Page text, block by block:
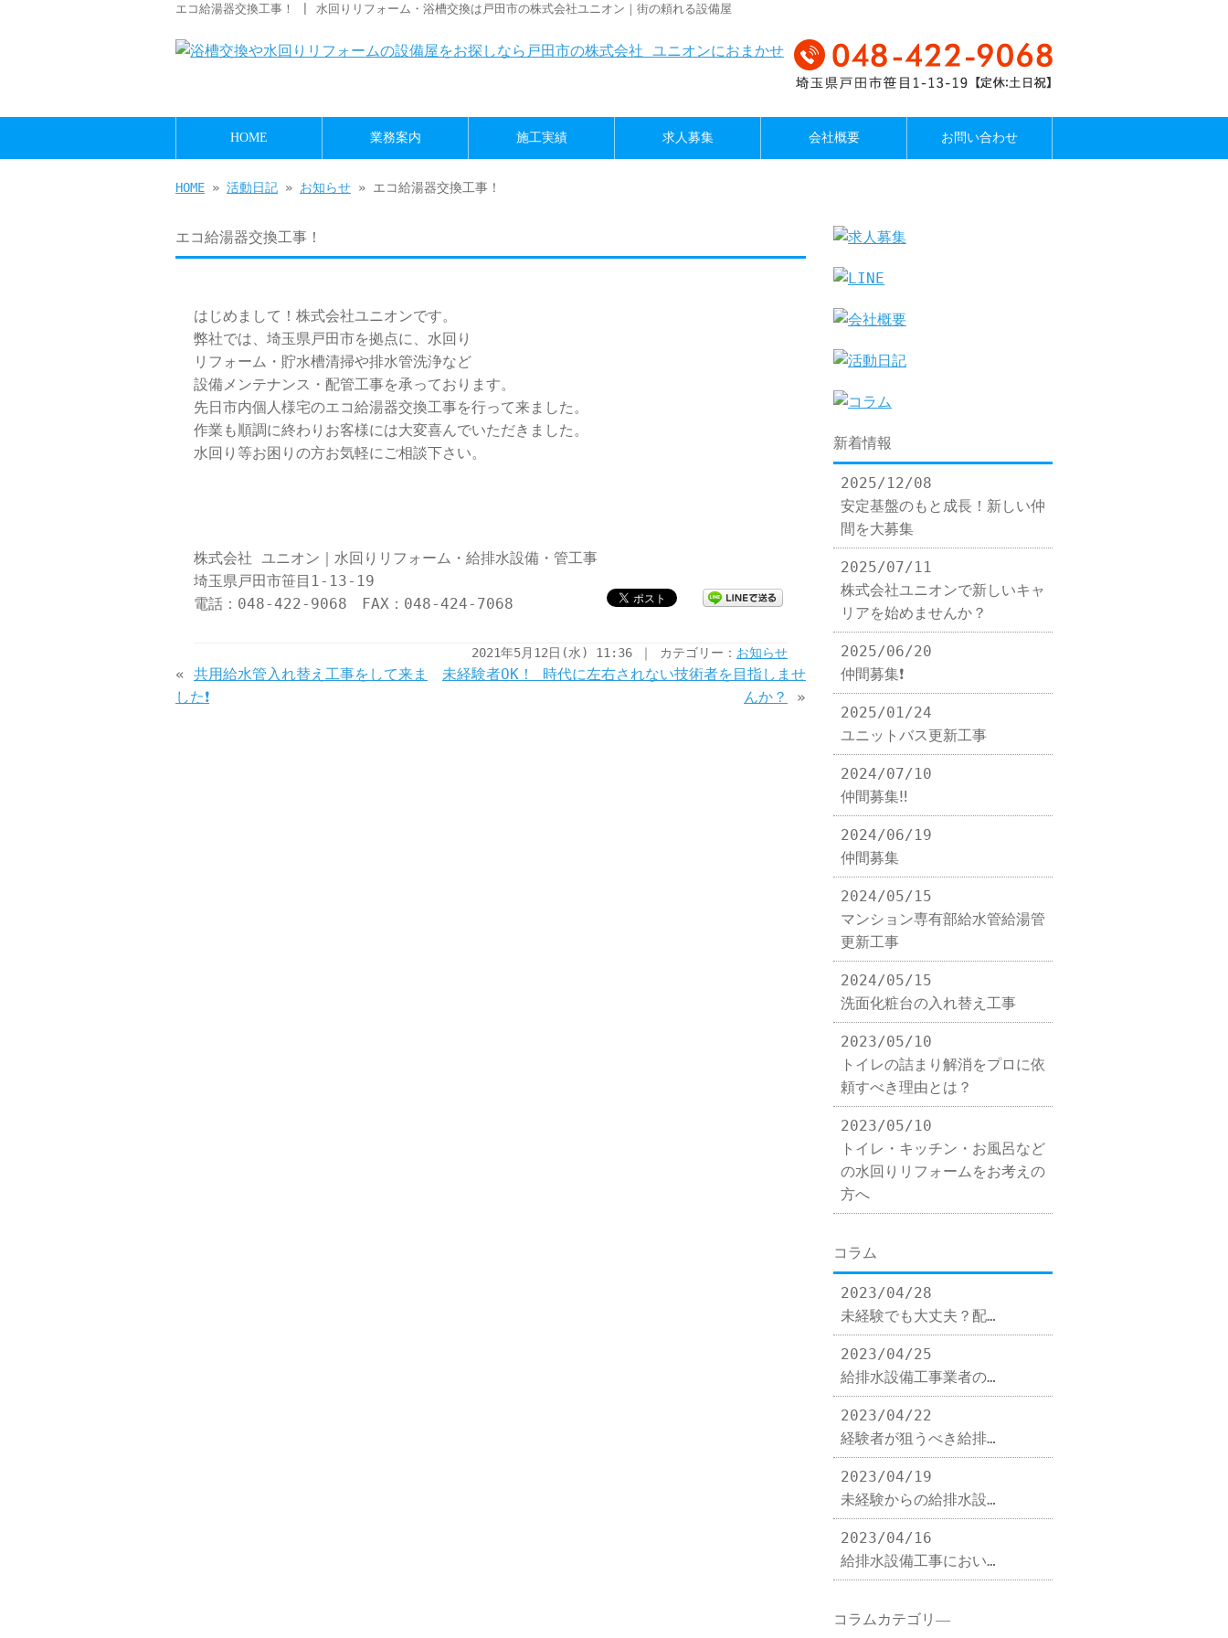
エコ給湯器交換工事！ | 水回りリフォーム・浴槽交換は戸田市の株式会社ユニオン｜街の頼れる設備屋
HOME 業務案内 施工実績 求人募集 会社概要 お問い合わせ
HOME » 活動日記 » お知らせ » エコ給湯器交換工事！
エコ給湯器交換工事！
はじめまして！株式会社ユニオンです。
弊社では、埼玉県戸田市を拠点に、水回り
リフォーム・貯水槽清掃や排水管洗浄など
設備メンテナンス・配管工事を承っております。
先日市内個人様宅のエコ給湯器交換工事を行って来ました。
作業も順調に終わりお客様には大変喜んでいただきました。
水回り等お困りの方お気軽にご相談下さい。
株式会社 ユニオン｜水回りリフォーム・給排水設備・管工事
埼玉県戸田市笹目1-13-19
電話：048-422-9068 FAX：048-424-7068
2021年5月12日(水) 11:36 ｜ カテゴリー： お知らせ
« 共用給水管入れ替え工事をして来ま
した❗️
未経験者OK！ 時代に左右されない技術者を目指しませ
んか？
»
新着情報
2025/12/08
安定基盤のもと成長！新しい仲
間を大募集
2025/07/11
株式会社ユニオンで新しいキャ
リアを始めませんか？
2025/06/20
仲間募集❗️
2025/01/24
ユニットバス更新工事
2024/07/10
仲間募集‼️
2024/06/19
仲間募集
2024/05/15
マンション専有部給水管給湯管
更新工事
2024/05/15
洗面化粧台の入れ替え工事
2023/05/10
トイレの詰まり解消をプロに依
頼すべき理由とは？
2023/05/10
トイレ・キッチン・お風呂など
の水回りリフォームをお考えの
方へ
コラム
2023/04/28
未経験でも大丈夫？配…
2023/04/25
給排水設備工事業者の…
2023/04/22
経験者が狙うべき給排…
2023/04/19
未経験からの給排水設…
2023/04/16
給排水設備工事におい…
コラムカテゴリ―